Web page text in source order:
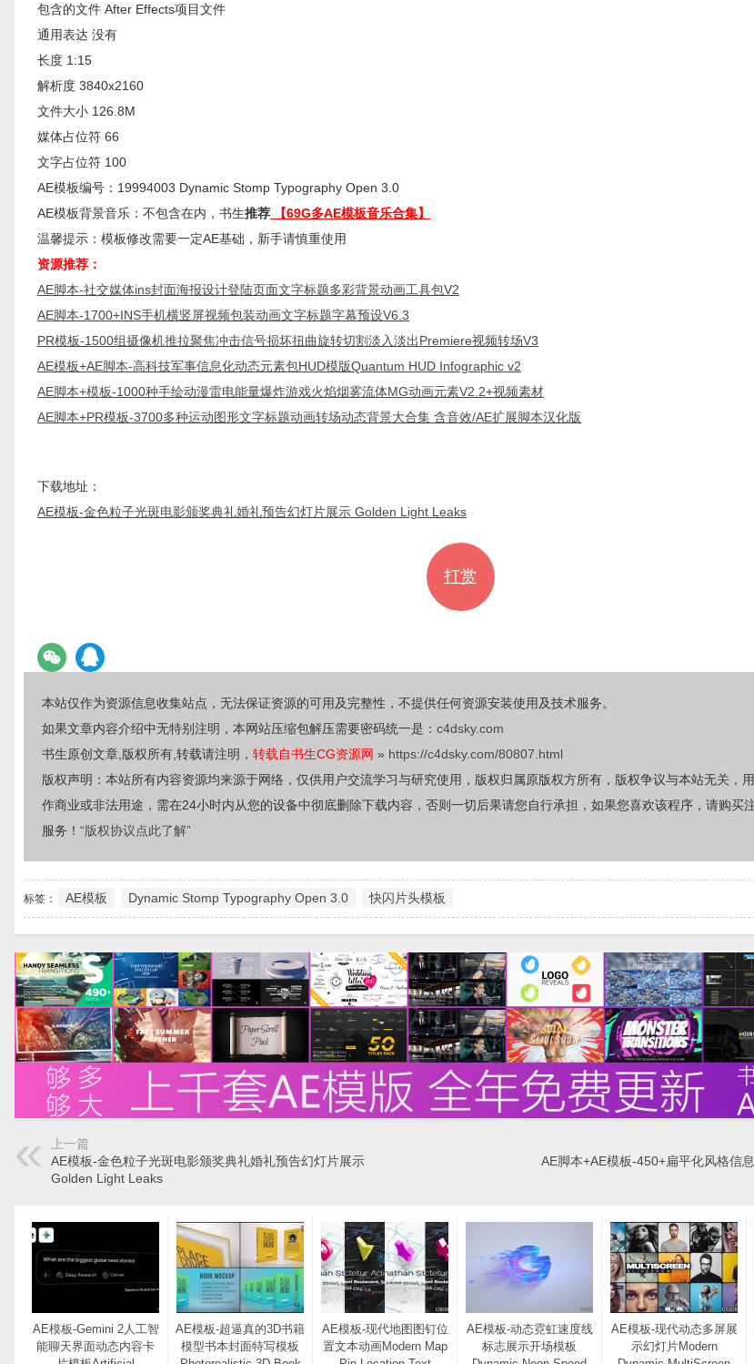
包含的文件 After Effects项目文件
通用表达 没有
长度 1:15
解析度 3840x2160
文件大小 126.8M
媒体占位符 66
文字占位符 100
AE模板编号：19994003 Dynamic Stomp Typography Open 3.0
AE模板背景音乐：不包含在内，书生推荐 【69G多AE模板音乐合集】
温馨提示：模板修改需要一定AE基础，新手请慎重使用
资源推荐：
AE脚本-社交媒体ins封面海报设计登陆页面文字标题多彩背景动画工具包V2
AE脚本-1700+INS手机横竖屏视频包装动画文字标题字幕预设V6.3
PR模板-1500组摄像机推拉聚焦冲击信号损坏扭曲旋转切割淡入淡出Premiere视频转场V3
AE模板+AE脚本-高科技军事信息化动态元素包HUD模版Quantum HUD Infographic v2
AE脚本+模板-1000种手绘动漫雷电能量爆炸游戏火焰烟雾流体MG动画元素V2.2+视频素材
AE脚本+PR模板-3700多种运动图形文字标题动画转场动态背景大合集 含音效/AE扩展脚本汉化版
下载地址：
AE模板-金色粒子光斑电影颁奖典礼婚礼预告幻灯片展示 Golden Light Leaks
打赏
本站仅作为资源信息收集站点，无法保证资源的可用及完整性，不提供任何资源安装使用及技术服务。
如果文章内容介绍中无特别注明，本网站压缩包解压需要密码统一是： c4dsky.com
书生原创文章,版权所有,转载请注明， 转载自书生CG资源网 » https://c4dsky.com/80807.html
版权声明：本站所有内容资源均来源于网络，仅供用户交流学习与研究使用，版权归属原版权方所有，版权争议与本站无关，
作商业或非法用途，需在24小时内从您的设备中彻底删除下载内容，否则一切后果请您自行承担，如果您喜欢该程序，请购买
服务！ “版权协议点此了解”
标签： AE模板 Dynamic Stomp Typography Open 3.0 快闪片头模板
上一篇
AE模板-金色粒子光斑电影颁奖典礼婚礼预告幻灯片展示
Golden Light Leaks
AE脚本+AE模板-450+扁平化风格信
AE模板-Gemini 2人工智
能聊天界面动态内容卡
AE模板-超逼真的3D书籍
模型书本封面特写模板
AE模板-现代地图图钉位
置文本动画Modern Map
AE模板-动态霓虹速度线
标志展示开场模板
AE模板-现代动态多屏展
示幻灯片Modern